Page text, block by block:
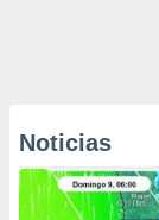
Noticias